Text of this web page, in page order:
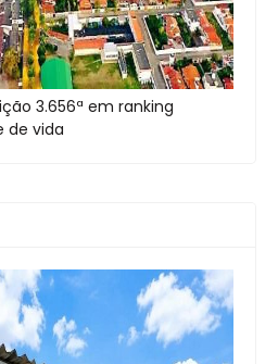
3.656ª em ranking
de vida